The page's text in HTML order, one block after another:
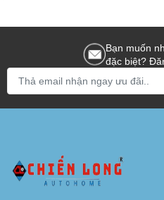
Bạn muốn
đặc biệt?